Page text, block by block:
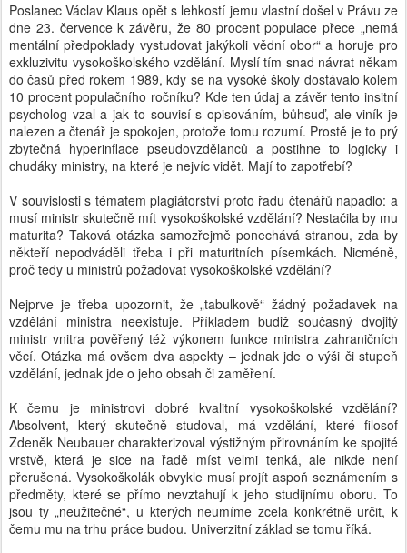
Poslanec Václav Klaus opět s lehkostí jemu vlastní došel v Právu ze
dne 23. července k závěru, že 80 procent populace přece „nemá
mentální předpoklady vystudovat jakýkoli vědní obor“ a horuje pro
exkluzivitu vysokoškolského vzdělání. Myslí tím snad návrat někam
do časů před rokem 1989, kdy se na vysoké školy dostávalo kolem
10 procent populačního ročníku? Kde ten údaj a závěr tento insitní
psycholog vzal a jak to souvisí s opisováním, bůhsuď, ale viník je
nalezen a čtenář je spokojen, protože tomu rozumí. Prostě je to prý
zbytečná hyperinflace pseudovzdělanců a postihne to logicky i
chudáky ministry, na které je nejvíc vidět. Mají to zapotřebí?
V souvislosti s tématem plagiátorství proto řadu čtenářů napadlo: a
musí ministr skutečně mít vysokoškolské vzdělání? Nestačila by mu
maturita? Taková otázka samozřejmě ponechává stranou, zda by
někteří nepodváděli třeba i při maturitních písemkách. Nicméně,
proč tedy u ministrů požadovat vysokoškolské vzdělání?
Nejprve je třeba upozornit, že „tabulkově“ žádný požadavek na
vzdělání ministra neexistuje. Příkladem budiž současný dvojitý
ministr vnitra pověřený též výkonem funkce ministra zahraničních
věcí. Otázka má ovšem dva aspekty – jednak jde o výši či stupeň
vzdělání, jednak jde o jeho obsah či zaměření.
K čemu je ministrovi dobré kvalitní vysokoškolské vzdělání?
Absolvent, který skutečně studoval, má vzdělání, které filosof
Zdeněk Neubauer charakterizoval výstižným přirovnáním ke spojité
vrstvě, která je sice na řadě míst velmi tenká, ale nikde není
přerušená. Vysokoškolák obvykle musí projít aspoň seznámením s
předměty, které se přímo nevztahují k jeho studijnímu oboru. To
jsou ty „neužitečné“, u kterých neumíme zcela konkrétně určit, k
čemu mu na trhu práce budou. Univerzitní základ se tomu říká.